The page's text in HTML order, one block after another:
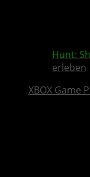
Hunt:
erleben
XBOX Game